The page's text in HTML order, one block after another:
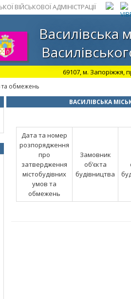
ВІЙСЬКОВОЇ АДМІНІСТРАЦІЇ
Василівська
69107, м. Запоріжжя,
та обмежень
ВАСИЛІВСЬКА
Дата та номер
розпорядження
про
затвердження
містобудівних
умов та
обмежень
Замовник
об’єкта
будівництва